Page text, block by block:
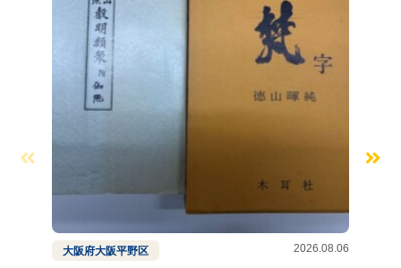
大阪府大阪平野区 2026.08.06